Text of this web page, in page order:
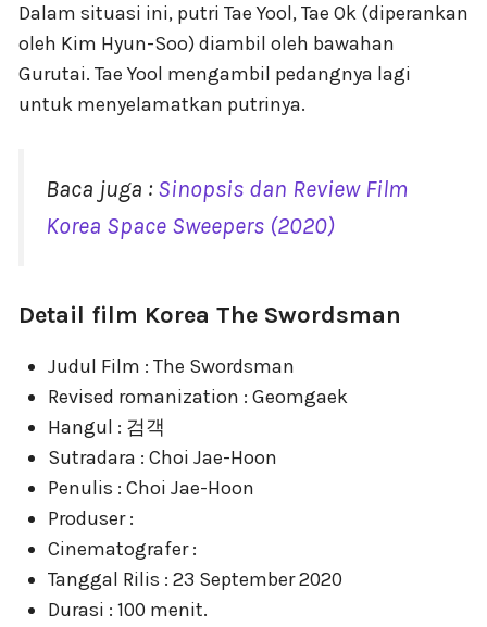
Dalam situasi ini, putri Tae Yool, Tae Ok (diperankan
oleh Kim Hyun-Soo) diambil oleh bawahan
Gurutai. Tae Yool mengambil pedangnya lagi
untuk menyelamatkan putrinya.
Baca juga : Sinopsis dan Review Film
Korea Space Sweepers (2020)
Detail film Korea The Swordsman
Judul Film : The Swordsman
Revised romanization : Geomgaek
Hangul : 검객
Sutradara : Choi Jae-Hoon
Penulis : Choi Jae-Hoon
Produser :
Cinematografer :
Tanggal Rilis : 23 September 2020
Durasi : 100 menit.